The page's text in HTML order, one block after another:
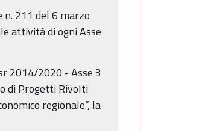
211 del 6 marzo
attività di ogni Asse
2014/2020 - Asse 3
di Progetti Rivolti
regionale”, la